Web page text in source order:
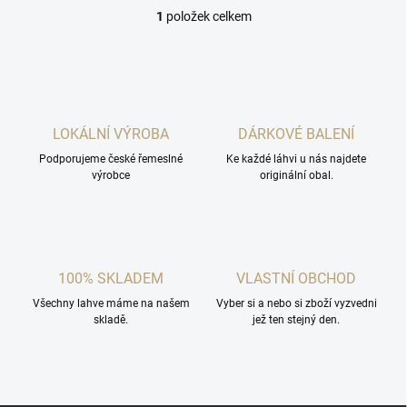
O
1 položek celkem
LOKÁLNÍ VÝROBA
Podporujeme české řemeslné
výrobce
DÁRKOVÉ BALENÍ
Ke každé láhvi u nás najdete
originální obal.
100% SKLADEM
Všechny lahve máme na našem
skladě.
VLASTNÍ OBCHOD
Vyber si a nebo si zboží vyzvedni
jež ten stejný den.